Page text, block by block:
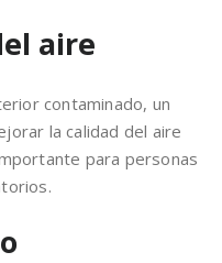
aire
contaminado, un
la calidad del aire
para personas